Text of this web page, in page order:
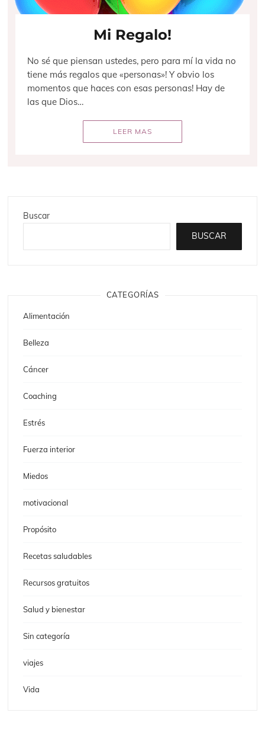
Mi Regalo!
No sé que piensan ustedes, pero para mí la vida no
tiene más regalos que «personas»! Y obvio los
momentos que haces con esas personas! Hay de
las que Dios…
LEER MAS
Buscar
BUSCAR
CATEGORÍAS
Alimentación
Belleza
Cáncer
Coaching
Estrés
Fuerza interior
Miedos
motivacional
Propósito
Recetas saludables
Recursos gratuitos
Salud y bienestar
Sin categoría
viajes
Vida